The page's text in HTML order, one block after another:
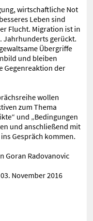
wirtschaftliche Not
Leben sind
Flucht. Migration ist in
Jahrhunderts gerückt.
Übergriffe
und bleiben
Gegenreaktion der
wollen
zum Thema
und „Bedingungen
und anschließend mit
Gespräch kommen.
Goran Radovanovic
November 2016